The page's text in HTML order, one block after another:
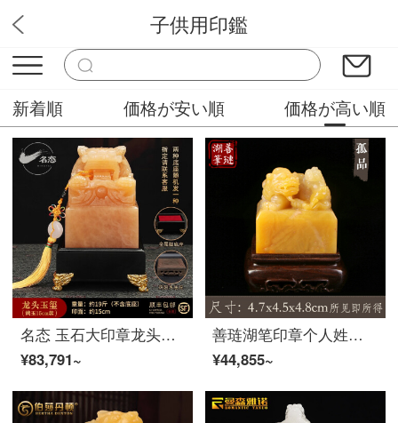
印鑑ワード
子供用印鑑
新着順 価格が安い順 価格が高い順
名态 玉石大印章龙头玉玺摆件招财升官印老板办公室创意装饰品中式家居招财风水摆件乔迁开业礼品送领导 龙头玉玺黄玉石15cm
¥83,791~
善琏湖笔印章个人姓名刻字章书法书画考级章芙蓉石芙蓉冻貔貅篆刻印章 傲立群雄
¥44,855~